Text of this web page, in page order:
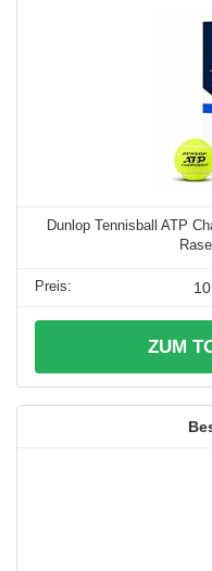
Dunlop Tennisball ATP
ZUM